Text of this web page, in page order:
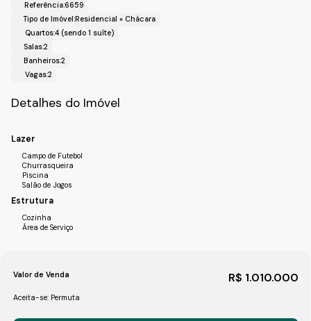
estacionamento,
- Edícula com dois dormitórios e banheiro, dormitórios
com piso de madeira e nos outros ambientes porcelanato.
!! Localização !!
Bairro: Sitío Mursa;
Cidade: Varzéa Paulista-SP.
Horários de Agenda para a Visita.
(11) 4492-7939 / (11) 9 3055-8
Referência:6659
Tipo de Imóvel:Residencial » Chácara
Quartos:4 (sendo 1 suíte)
Salas:2
Banheiros:2
Vagas:2
Detalhes do Imóvel
Lazer
Campo de Futebol
Churrasqueira
Piscina
Salão de Jogos
Estrutura
Cozinha
Área de Serviço
R$ 1.010.000
Valor de Venda
Aceita-se: Permuta